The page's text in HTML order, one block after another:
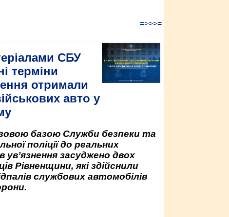
=>>>=
СБУ
терміни
отримали
авто у
базою Служби безпеки та
поліції до реальних
ув’язнення засуджено двох
Рівненщини, які здійснили
службових автомобілів